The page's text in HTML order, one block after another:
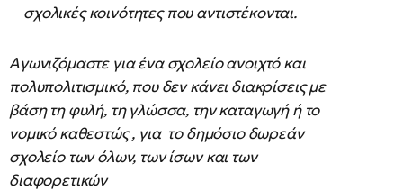
σχολικές κοινότητες που αντιστέκονται.
Αγωνιζόμαστε για ένα σχολείο ανοιχτό και
πολυπολιτισμικό, που δεν κάνει διακρίσεις με
βάση τη φυλή, τη γλώσσα, την καταγωγή ή το
νομικό καθεστώς , για το δημόσιο δωρεάν
σχολείο των όλων, των ίσων και των
διαφορετικών